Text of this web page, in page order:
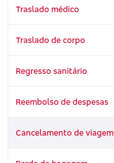
Traslado médico
Traslado de corpo
Regresso sanitário
Reembolso de despesas
Cancelamento de viagem